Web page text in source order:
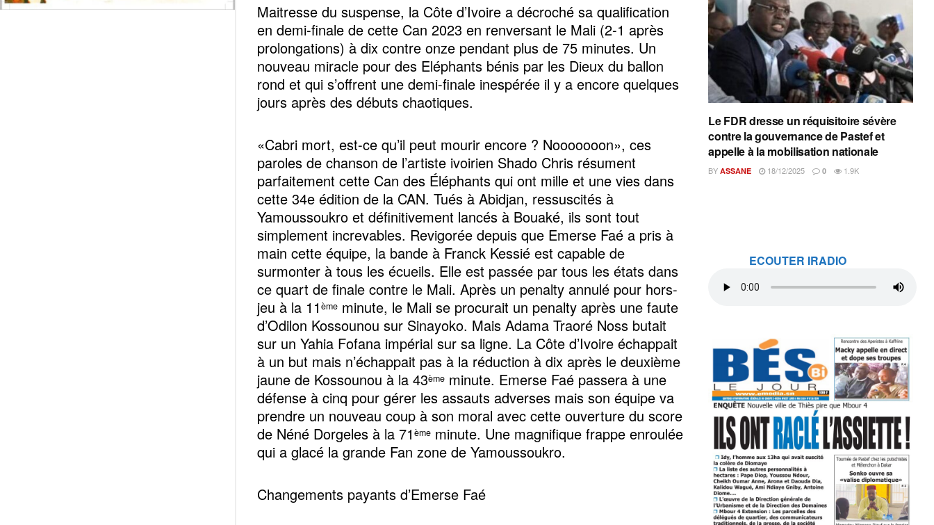
Maitresse du suspense, la Côte d’Ivoire a décroché sa qualification
en demi-finale de cette Can 2023 en renversant le Mali (2-1 après
prolongations) à dix contre onze pendant plus de 75 minutes. Un
nouveau miracle pour des Eléphants bénis par les Dieux du ballon
rond et qui s’offrent une demi-finale inespérée il y a encore quelques
jours après des débuts chaotiques.
«Cabri mort, est-ce qu’il peut mourir encore ? Nooooooon», ces
paroles de chanson de l’artiste ivoirien Shado Chris résument
parfaitement cette Can des Éléphants qui ont mille et une vies dans
cette 34e édition de la CAN. Tués à Abidjan, ressuscités à
Yamoussoukro et définitivement lancés à Bouaké, ils sont tout
simplement increvables. Revigorée depuis que Emerse Faé a pris à
main cette équipe, la bande à Franck Kessié est capable de
surmonter à tous les écueils. Elle est passée par tous les états dans
ce quart de finale contre le Mali. Après un penalty annulé pour hors-
jeu à la 11 ème minute, le Mali se procurait un penalty après une faute
d’Odilon Kossounou sur Sinayoko. Mais Adama Traoré Noss butait
sur un Yahia Fofana impérial sur sa ligne. La Côte d’Ivoire échappait
à un but mais n’échappait pas à la réduction à dix après le deuxième
jaune de Kossounou à la 43ème minute. Emerse Faé passera à une
défense à cinq pour gérer les assauts adverses mais son équipe va
prendre un nouveau coup à son moral avec cette ouverture du score
de Néné Dorgeles à la 71 ème minute. Une magnifique frappe enroulée
qui a glacé la grande Fan zone de Yamoussoukro.
Changements payants d’Emerse Faé
Le FDR dresse un réquisitoire sévère
contre la gouvernance de Pastef et
appelle à la mobilisation nationale
BY ASSANE 18/12/2025 0 1.9K
ECOUTER IRADIO